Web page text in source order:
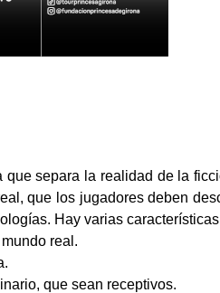
separa la realidad de la
que los jugadores deben
Hay varias
real.
que sean receptivos.